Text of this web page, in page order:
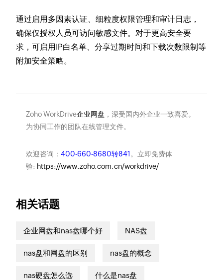
通过启用多因素认证、细粒度权限管理和审计日志，
确保仅授权人员可访问敏感文件。对于更高安全要
求，可启用IP白名单、分享过期时间和下载次数限制等
附加安全策略。
Zoho WorkDrive企业网盘 ，深受国内外企业一致喜爱。
为协同工作的团队在线管理文件。
欢迎咨询： 400-660-8680转841 。立即免费体
验: https://www.zoho.com.cn/workdrive/
相关话题
企业网盘和nas盘哪个好 NAS盘
nas盘和网盘的区别 nas盘的概念
nas硬盘怎么选 什么是nas盘